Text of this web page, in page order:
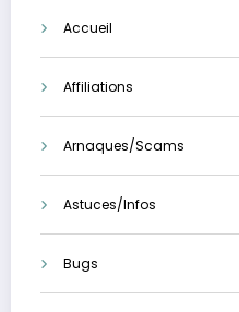
Accueil
Affiliations
Arnaques/Scams
Astuces/Infos
Bugs